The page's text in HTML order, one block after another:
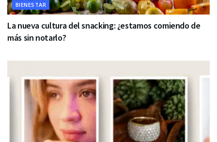
BIENESTAR
La nueva cultura del snacking: ¿estamos comiendo de
más sin notarlo?